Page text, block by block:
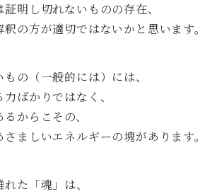
証明し切れないものの存在、
釈の方が適切ではないかと思います。
もの（一般的には）には、
ばかりではなく、
からこその、
さましいエネルギーの塊があります。
た「魂」は、